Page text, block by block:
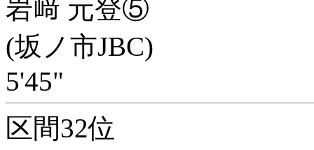
岩﨑 元登⑤
(坂ノ市JBC)
5'45"
区間32位